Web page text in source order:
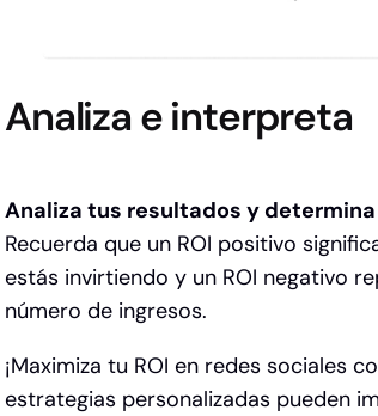
Analiza e interpreta
Analiza tus resultados y
Recuerda que un ROI positivo
estás invirtiendo y un ROI negativo
número de ingresos.
¡Maximiza tu ROI en redes sociales
estrategias personalizadas pueden